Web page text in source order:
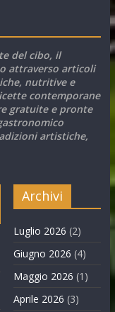
del cibo, il
attraverso articoli
nutritive e
contemporane
gratuite e pronte
artistiche,
Archivi
Luglio 2026 (2)
Giugno 2026 (4)
Maggio 2026 (1)
Aprile 2026 (3)